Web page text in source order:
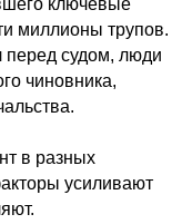
ключевые
миллионы трупов.
перед судом, люди
чиновника,
в разных
усиливают